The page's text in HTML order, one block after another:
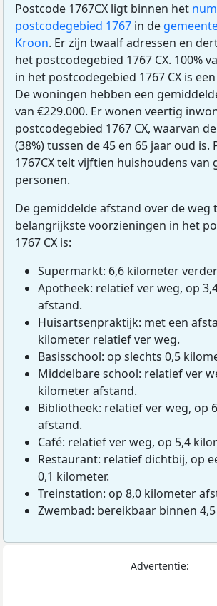
Postcode 1767CX ligt binnen het
postcodegebied 1767 in de
Kroon. Er zijn twaalf adressen en
het postcodegebied 1767 CX. 100%
in het postcodegebied 1767 CX is
De woningen hebben een
van €229.000. Er wonen veertig
postcodegebied 1767 CX, waarvan
(38%) tussen de 45 en 65 jaar oud is.
1767CX telt vijftien huishoudens van
personen.
De gemiddelde afstand over de weg
belangrijkste voorzieningen in het
1767 CX is:
Supermarkt: 6,6 kilometer
Apotheek: relatief ver weg, op
afstand.
Huisartsenpraktijk: met een
kilometer relatief ver weg.
Basisschool: op slechts 0,5
Middelbare school: relatief ver
kilometer afstand.
Bibliotheek: relatief ver weg, op
afstand.
Café: relatief ver weg, op 5,4
Restaurant: relatief dichtbij, op
0,1 kilometer.
Treinstation: op 8,0 kilometer
Zwembad: bereikbaar binnen
Advertentie: